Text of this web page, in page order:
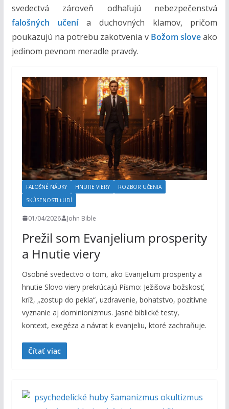
svedectvá zároveň odhaľujú nebezpečenstvá
falošných učenía duchovných klamov, pričom
poukazujú na potrebu zakotvenia v Božom sloveako
jedinom pevnom meradle pravdy.
FALOŠNÉ NÁUKY HNUTIE VIERY
ROZBOR UČENIA
SKÚSENOSTI ĽUDÍ
01/04/2026 John Bible
Prežil som Evanjelium prosperity
a Hnutie viery
Osobné svedectvo o tom, ako Evanjelium prosperity a
hnutie Slovo viery prekrúcajú Písmo: Ježišova božskosť,
kríž, „zostup do pekla“, uzdravenie, bohatstvo, pozitívne
vyznanie aj dominionizmus. Jasné biblické testy,
kontext, exegéza a návrat k evanjeliu, ktoré zachraňuje.
Čítať viac